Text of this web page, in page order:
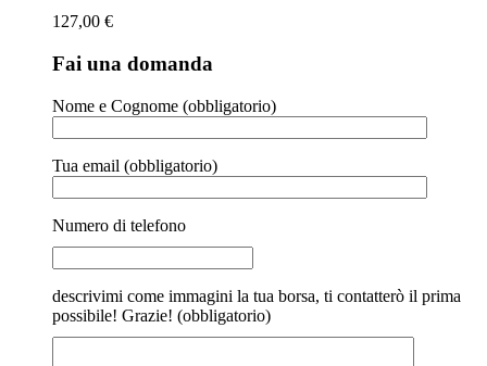
127,00 €
Fai una domanda
Nome e Cognome (obbligatorio)
Tua email (obbligatorio)
Numero di telefono
descrivimi come immagini la tua borsa, ti contatterò il prima
possibile! Grazie! (obbligatorio)